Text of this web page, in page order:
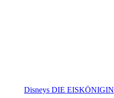
Disneys DIE EISKÖNIGIN